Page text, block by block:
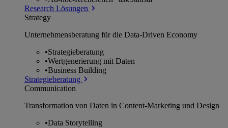
Research Lösungen
Strategy
Unternehmens­beratung für die Data-Driven Economy
•Strategieberatung
•Wertgenerierung mit Daten
•Business Building
Strategieberatung
Communication
Transformation von Daten in Content-Marketing und Design
•Data Storytelling